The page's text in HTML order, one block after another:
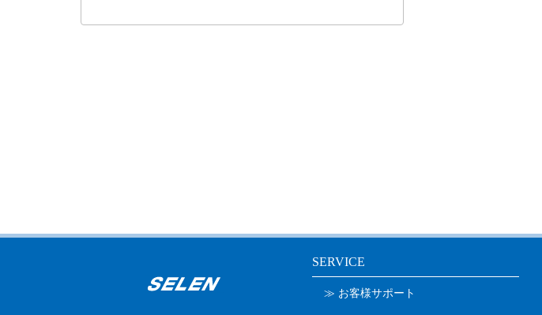
SERVICE
≫ お客様サポート